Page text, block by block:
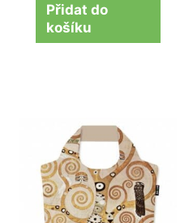
Přidat do
košíku